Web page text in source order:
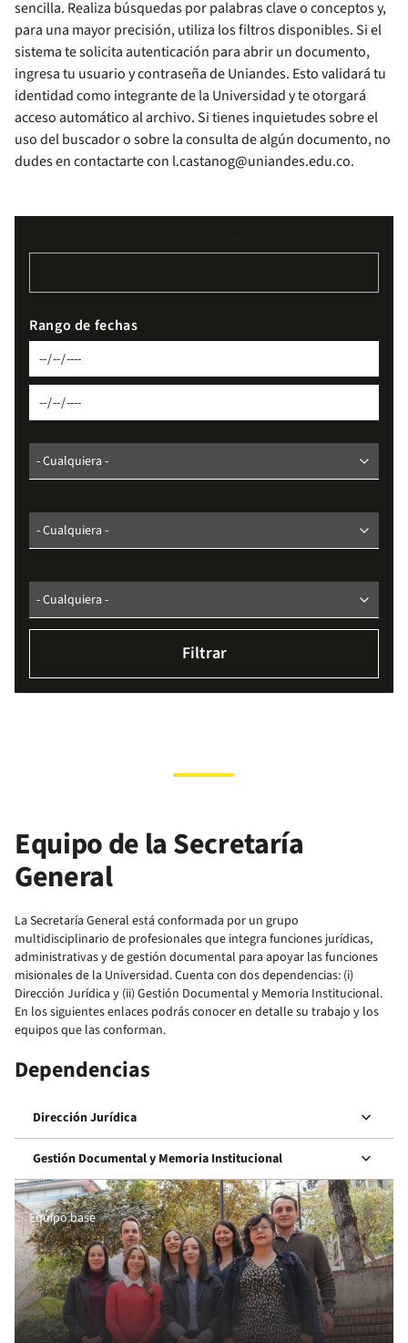
sencilla. Realiza búsquedas por palabras clave o conceptos y,
para una mayor precisión, utiliza los filtros disponibles. Si el
sistema te solicita autenticación para abrir un documento,
ingresa tu usuario y contraseña de Uniandes. Esto validará tu
identidad como integrante de la Universidad y te otorgará
acceso automático al archivo. Si tienes inquietudes sobre el
uso del buscador o sobre la consulta de algún documento, no
dudes en contactarte con l.castanog@uniandes.edu.co.
Rango de fechas
Equipo de la Secretaría
General
La Secretaría General está conformada por un grupo
multidisciplinario de profesionales que integra funciones jurídicas,
administrativas y de gestión documental para apoyar las funciones
misionales de la Universidad. Cuenta con dos dependencias: (i)
Dirección Jurídica y (ii) Gestión Documental y Memoria Institucional.
En los siguientes enlaces podrás conocer en detalle su trabajo y los
equipos que las conforman.
Dependencias
Dirección Jurídica keyboard_arrow_down
Gestión Documental y Memoria Institucional keyboard_arrow_down
Equipo base